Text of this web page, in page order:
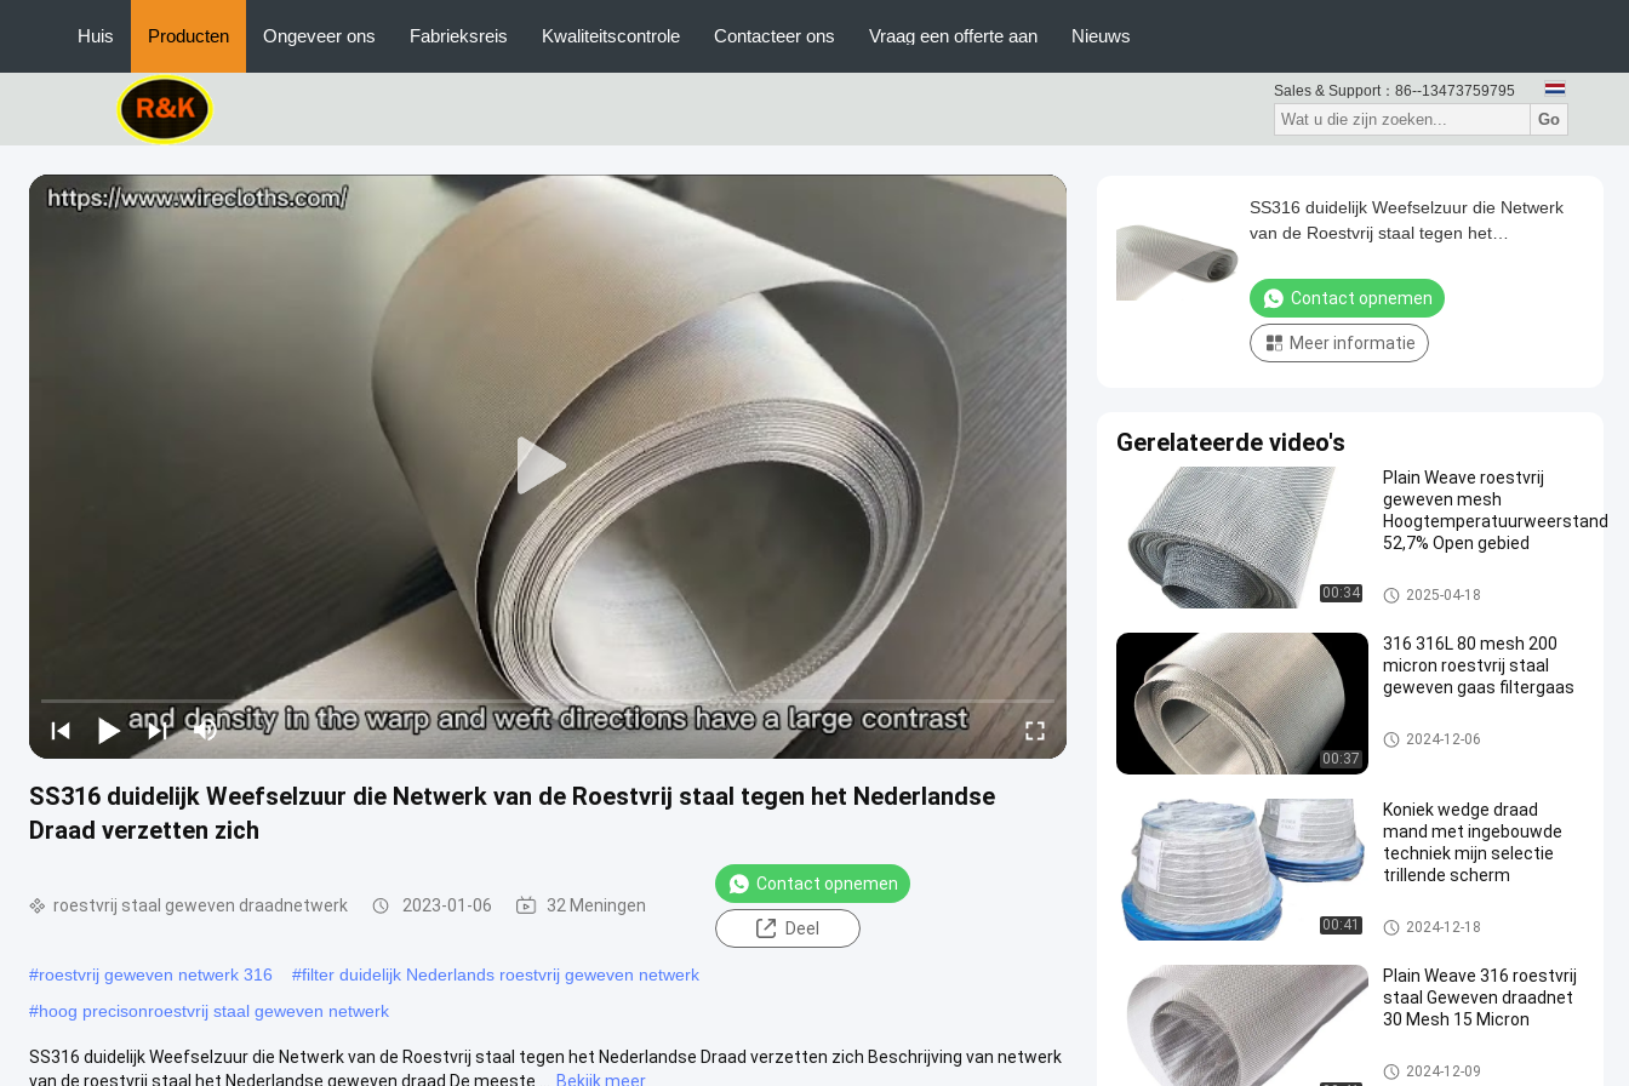
Huis Producten Ongeveer ons Fabrieksreis Kwaliteitscontrole Contacteer ons Vraag een offerte aan Nieuws
Sales & Support： 86--13473759795
Go
SS316 duidelijk Weefselzuur die Netwerk van de Roestvrij staal tegen het Nederlandse
Draad verzetten zich
roestvrij staal geweven draadnetwerk 2023-01-06 32 Meningen
Contact opnemen
Deel
#roestvrij geweven netwerk 316 #filter duidelijk Nederlands roestvrij geweven netwerk
#hoog precisonroestvrij staal geweven netwerk
SS316 duidelijk Weefselzuur die Netwerk van de Roestvrij staal tegen het Nederlandse Draad verzetten zich Beschrijving van netwerk
van de roestvrij staal het Nederlandse geweven draad De meeste ...
Bekijk meer
SS316 duidelijk Weefselzuur die Netwerk
van de Roestvrij staal tegen het
Contact opnemen
Meer informatie
Gerelateerde video's
00:34
Plain Weave roestvrij
geweven mesh
Hoogtemperatuurweerstand
52,7% Open gebied
roestvrij staal geweven draadnetw
erk
2025-04-18
00:37
316 316L 80 mesh 200
micron roestvrij staal
geweven gaas filtergaas
roestvrij staal geweven draad
netwerk
2024-12-06
00:41
Koniek wedge draad
mand met ingebouwde
techniek mijn selectie
trillende scherm
roestvrij staal geweven draad
netwerk
2024-12-18
Plain Weave 316 roestvrij
staal Geweven draadnet
30 Mesh 15 Micron
roestvrij staal geweven draad
2024-12-09